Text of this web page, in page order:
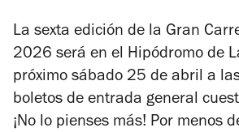
La sexta edición de la Gran
2026 será en el Hipódromo de
próximo sábado 25 de abril a
boletos de entrada general
¡No lo pienses más! Por menos